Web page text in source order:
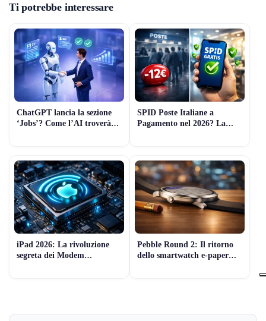
Ti potrebbe interessare
ChatGPT lancia la sezione
‘Jobs’? Come l’AI troverà
SPID Poste Italiane a
Pagamento nel 2026? La
iPad 2026: La rivoluzione
segreta dei Modem
Pebble Round 2: Il ritorno
dello smartwatch e-paper